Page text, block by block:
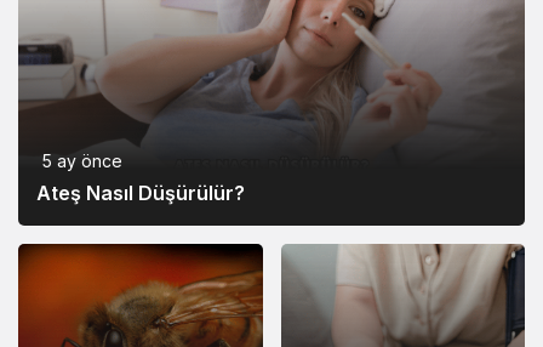
5 ay önce
Ateş Nasıl Düşürülür?